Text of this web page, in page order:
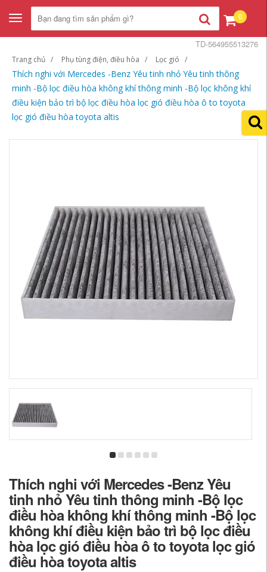
Toggle
navigation
0
Trang chủ Phụ tùng điện, điều hòa Lọc gió
Thích nghi với Mercedes -Benz Yêu tinh nhỏ Yêu tinh thông
minh -Bộ lọc điều hòa không khí thông minh -Bộ lọc không khí
điều kiện bảo trì bộ lọc điều hòa lọc gió điều hòa ô to toyota
lọc gió điều hòa toyota altis
TD-564955513276
Thích nghi với Mercedes -Benz Yêu
tinh nhỏ Yêu tinh thông minh -Bộ lọc
điều hòa không khí thông minh -Bộ lọc
không khí điều kiện bảo trì bộ lọc điều
hòa lọc gió điều hòa ô to toyota lọc gió
điều hòa toyota altis